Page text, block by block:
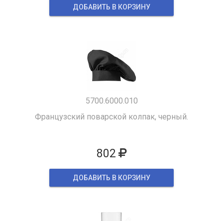
ДОБАВИТЬ В КОРЗИНУ
5700.6000.010
Французский поварской колпак, черный.
802
ДОБАВИТЬ В КОРЗИНУ